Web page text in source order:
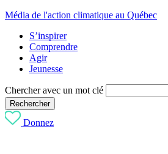
Média de l'action climatique au Québec
S’inspirer
Comprendre
Agir
Jeunesse
Chercher avec un mot clé
Rechercher
Donnez